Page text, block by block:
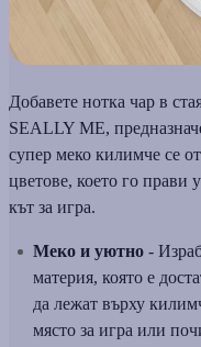
Добавете нотка чар в
SEALLY ME,
супер меко килимче се
цветове, което го прави
кът за игра.
Меко и уютно -
материя, която е
да лежат върху
място за игра или